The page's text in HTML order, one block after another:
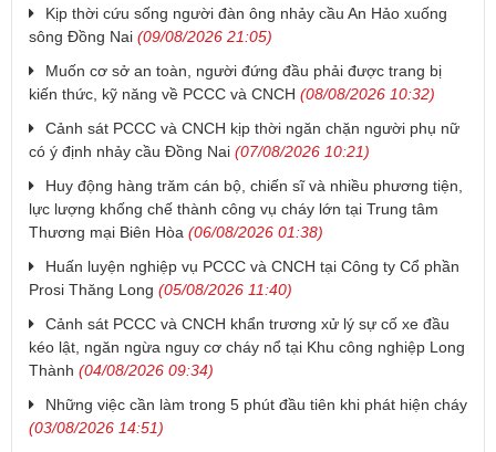
Kịp thời cứu sống người đàn ông nhảy cầu An Hảo xuống
sông Đồng Nai (09/08/2026 21:05)
Muốn cơ sở an toàn, người đứng đầu phải được trang bị
kiến thức, kỹ năng về PCCC và CNCH (08/08/2026 10:32)
Cảnh sát PCCC và CNCH kịp thời ngăn chặn người phụ nữ
có ý định nhảy cầu Đồng Nai (07/08/2026 10:21)
Huy động hàng trăm cán bộ, chiến sĩ và nhiều phương tiện,
lực lượng khống chế thành công vụ cháy lớn tại Trung tâm
Thương mại Biên Hòa (06/08/2026 01:38)
Huấn luyện nghiệp vụ PCCC và CNCH tại Công ty Cổ phần
Prosi Thăng Long (05/08/2026 11:40)
Cảnh sát PCCC và CNCH khẩn trương xử lý sự cố xe đầu
kéo lật, ngăn ngừa nguy cơ cháy nổ tại Khu công nghiệp Long
Thành (04/08/2026 09:34)
Những việc cần làm trong 5 phút đầu tiên khi phát hiện cháy
(03/08/2026 14:51)